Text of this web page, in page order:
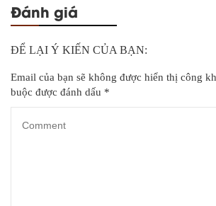
Đánh giá
ĐỂ LẠI Ý KIẾN CỦA BẠN:
Email của bạn sẽ không được hiển thị công
buộc được đánh dấu *